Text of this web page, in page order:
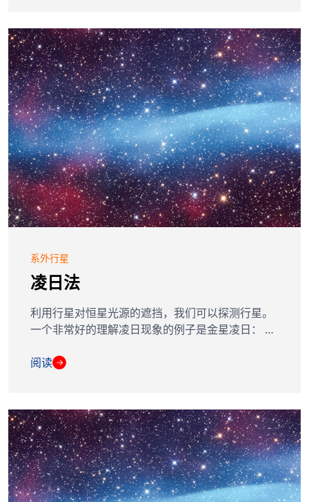
系外行星
凌日法
利用行星对恒星光源的遮挡，我们可以探测行星。
一个非常好的理解凌日现象的例子是金星凌日： …
阅读 →